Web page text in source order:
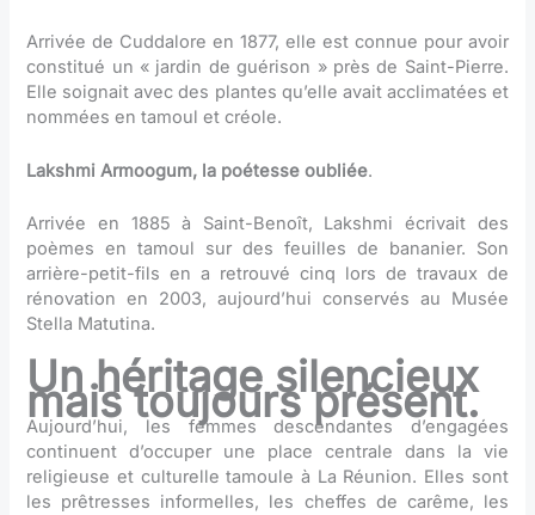
Arrivée de Cuddalore en 1877, elle est connue pour avoir
constitué un « jardin de guérison » près de Saint-Pierre.
Elle soignait avec des plantes qu’elle avait acclimatées et
nommées en tamoul et créole.
Lakshmi Armoogum, la poétesse oubliée.
Arrivée en 1885 à Saint-Benoît, Lakshmi écrivait des
poèmes en tamoul sur des feuilles de bananier. Son
arrière-petit-fils en a retrouvé cinq lors de travaux de
rénovation en 2003, aujourd’hui conservés au Musée
Stella Matutina.
Un héritage silencieux
mais toujours présent.
Aujourd’hui, les femmes descendantes d’engagées
continuent d’occuper une place centrale dans la vie
religieuse et culturelle tamoule à La Réunion. Elles sont
les prêtresses informelles, les cheffes de carême, les